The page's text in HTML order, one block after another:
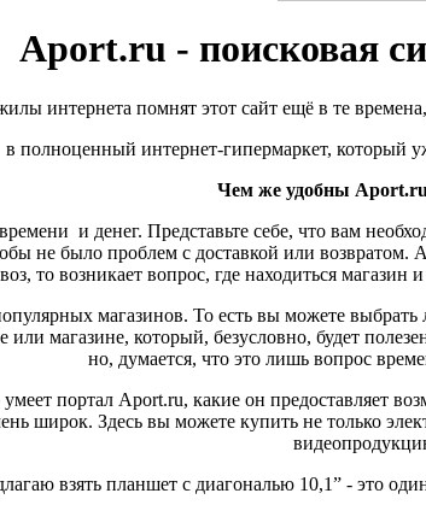
Aport.ru - поисковая
интернета помнят этот сайт ещё в те
полноценный интернет-гипермаркет,
Чем же удобны Aport.
и денег. Представьте себе, что вам
не было проблем с доставкой или
то возникает вопрос, где находиться
магазинов. То есть вы можете
или магазине, который, безусловно, будет
но, думается, что это лишь вопрос
портал Aport.ru, какие он предоставляет
широк. Здесь вы можете купить не только
взять планшет с диагональю 10,1” - это